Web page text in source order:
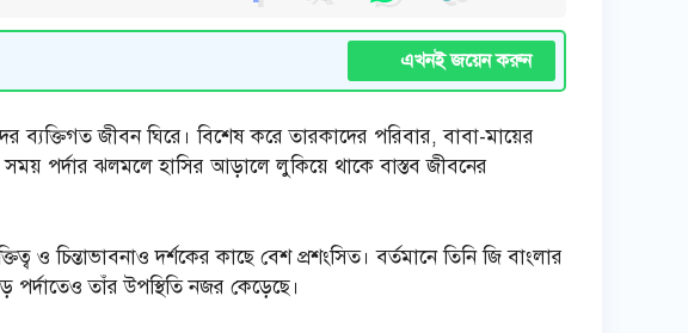
এখনই জয়েন করুন
জীবন ঘিরে। বিশেষ করে তারকাদের পরিবার, বাবা-মায়ের
পর্দার ঝলমলে হাসির আড়ালে লুকিয়ে থাকে বাস্তব জীবনের
ও চিন্তাভাবনাও দর্শকের কাছে বেশ প্রশংসিত। বর্তমানে তিনি জি বাংলার
পর্দাতেও তাঁর উপস্থিতি নজর কেড়েছে।